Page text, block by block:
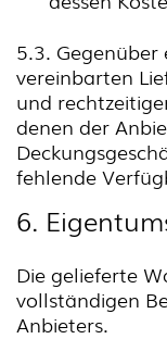
5.3.
vereinbarten
und
denen der
fehlende
6.
Die gelieferte
vollständigen
Anbieters.